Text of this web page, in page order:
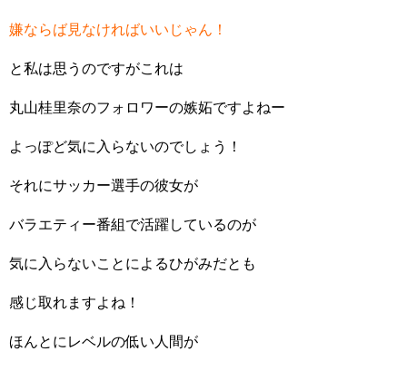
嫌ならば見なければいいじゃん！
と私は思うのですがこれは
丸山桂里奈のフォロワーの嫉妬ですよねー
よっぽど気に入らないのでしょう！
それにサッカー選手の彼女が
バラエティー番組で活躍しているのが
気に入らないことによるひがみだとも
感じ取れますよね！
ほんとにレベルの低い人間が